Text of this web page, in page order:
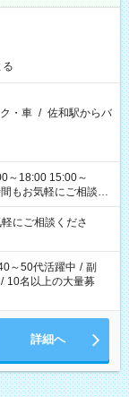
・車 / 佐和駅からバ
にご相談くださ
～50代活躍中 / 副
/ 10名以上の大量募
詳細へ